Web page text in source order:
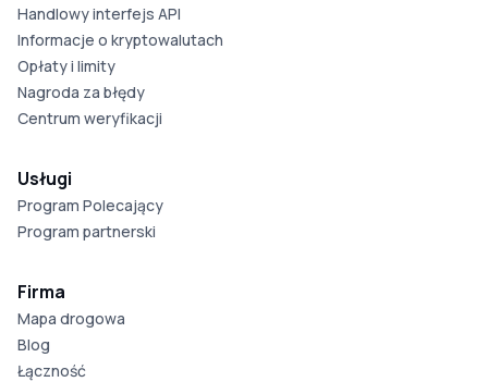
Handlowy interfejs API
Informacje o kryptowalutach
Opłaty i limity
Nagroda za błędy
Centrum weryfikacji
Usługi
Program Polecający
Program partnerski
Firma
Mapa drogowa
Blog
Łączność